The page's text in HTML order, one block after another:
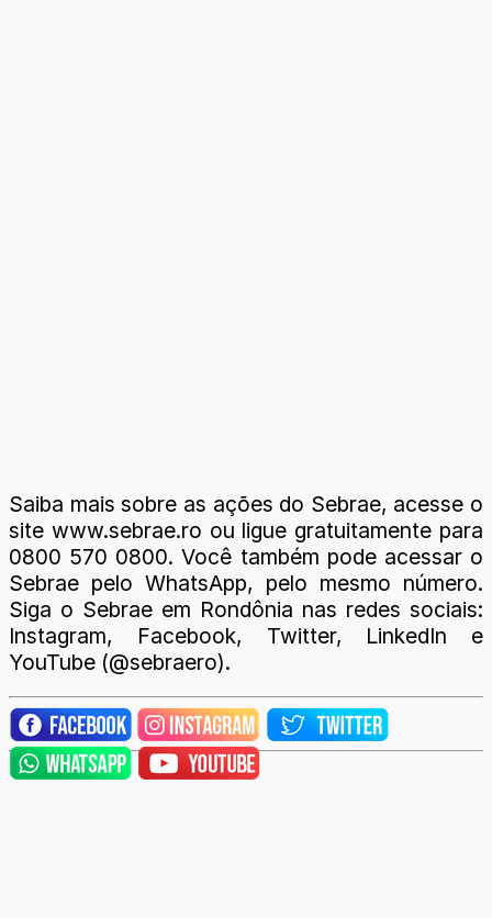
Saiba mais sobre as ações do Sebrae, acesse o
site www.sebrae.ro ou ligue gratuitamente para
0800 570 0800. Você também pode acessar o
Sebrae pelo WhatsApp, pelo mesmo número.
Siga o Sebrae em Rondônia nas redes sociais:
Instagram, Facebook, Twitter, LinkedIn e
YouTube (@sebraero).